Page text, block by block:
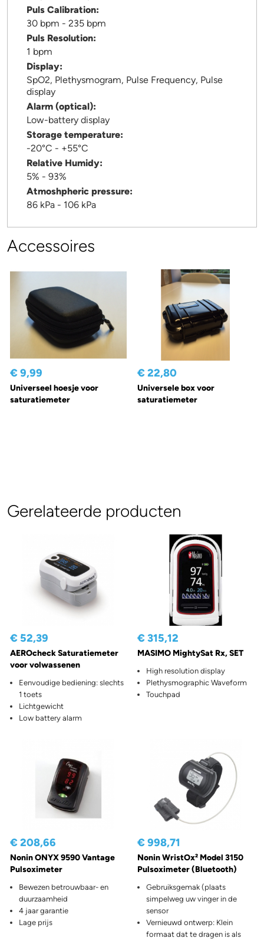
Puls Calibration:
30 bpm - 235 bpm
Puls Resolution:
1 bpm
Display:
SpO2, Plethysmogram, Pulse Frequency, Pulse
display
Alarm (optical):
Low-battery display
Storage temperature:
-20°C - +55°C
Relative Humidy:
5% - 93%
Atmoshpheric pressure:
86 kPa - 106 kPa
Accessoires
€ 9,99
Universeel hoesje voor
saturatiemeter
€ 22,80
Universele box voor
saturatiemeter
Gerelateerde producten
€ 52,39
AEROcheck Saturatiemeter
voor volwassenen
Eenvoudige bediening: slechts
1 toets
Lichtgewicht
Low battery alarm
€ 315,12
MASIMO MightySat Rx, SET
High resolution display
Plethysmographic Waveform
Touchpad
€ 208,66
Nonin ONYX 9590 Vantage
Pulsoximeter
Bewezen betrouwbaar- en
duurzaamheid
4 jaar garantie
Lage prijs
€ 998,71
Nonin WristOx² Model 3150
Pulsoximeter (Bluetooth)
Gebruiksgemak (plaats
simpelweg uw vinger in de
sensor
Vernieuwd ontwerp: Klein
formaat dat te dragen is als